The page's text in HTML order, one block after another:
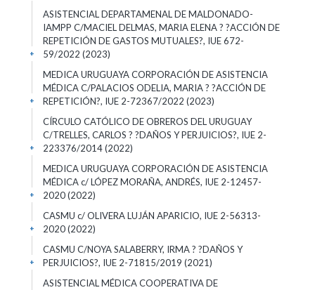
ASISTENCIAL DEPARTAMENAL DE MALDONADO-
IAMPP C/MACIEL DELMAS, MARIA ELENA ? ?ACCIÓN DE
REPETICIÓN DE GASTOS MUTUALES?, IUE 672-
59/2022 (2023)
+
MEDICA URUGUAYA CORPORACIÓN DE ASISTENCIA
MÉDICA C/PALACIOS ODELIA, MARIA ? ?ACCIÓN DE
REPETICIÓN?, IUE 2-72367/2022 (2023)
+
CÍRCULO CATÓLICO DE OBREROS DEL URUGUAY
C/TRELLES, CARLOS ? ?DAÑOS Y PERJUICIOS?, IUE 2-
223376/2014 (2022)
+
MEDICA URUGUAYA CORPORACIÓN DE ASISTENCIA
MÉDICA c/ LÓPEZ MORAÑA, ANDRÉS, IUE 2-12457-
2020 (2022)
+
CASMU c/ OLIVERA LUJÁN APARICIO, IUE 2-56313-
2020 (2022)
+
CASMU C/NOYA SALABERRY, IRMA ? ?DAÑOS Y
PERJUICIOS?, IUE 2-71815/2019 (2021)
+
ASISTENCIAL MÉDICA COOPERATIVA DE